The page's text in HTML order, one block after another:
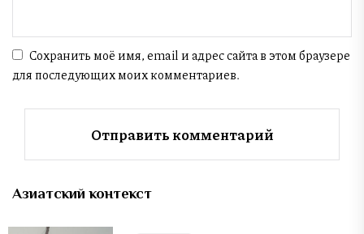
Сохранить моё имя, email и адрес сайта в этом браузере
для последующих моих комментариев.
Азиатский контекст